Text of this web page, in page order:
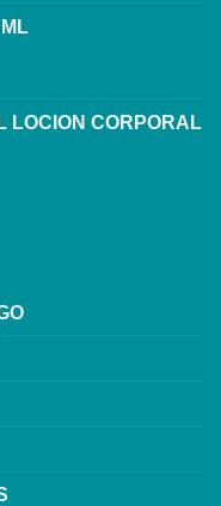
LOCION CORPORAL